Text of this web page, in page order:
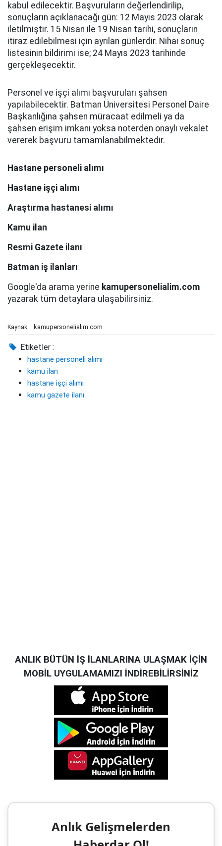
kabul edilecektir. Başvuruların değerlendirilip,
sonuçların açıklanacağı gün: 12 Mayıs 2023 olarak
iletilmiştir. 15 Nisan ile 19 Nisan tarihi, sonuçların
itiraz edilebilmesi için ayrılan günlerdir. Nihai sonuç
listesinin bildirimi ise; 24 Mayıs 2023 tarihinde
gerçekleşecektir.
Personel ve işçi alımı başvuruları şahsen
yapılabilecektir. Batman Üniversitesi Personel Daire
Başkanlığına şahsen müracaat edilmeli ya da
şahsen erişim imkanı yoksa noterden onaylı vekalet
vererek başvuru tamamlanabilmektedir.
Hastane personeli alımı
Hastane işçi alımı
Araştırma hastanesi alımı
Kamu ilan
Resmi Gazete ilanı
Batman iş ilanları
Google'da arama yerine kamupersonelialim.com
yazarak tüm detaylara ulaşabilirsiniz.
Kaynak: kamupersonelialim.com
Etiketler :
hastane personeli alımı
kamu ilan
hastane işçi alımı
kamu gazete ilanı
ANLIK BÜTÜN İŞ İLANLARINA ULAŞMAK İÇİN
MOBİL UYGULAMAMIZI İNDİREBİLİRSİNİZ
Anlık Gelişmelerden